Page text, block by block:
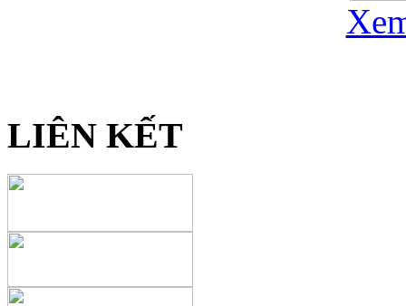
LIÊN KẾT